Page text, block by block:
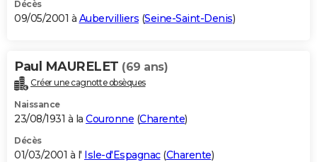
Décès
09/05/2001 à Aubervilliers (Seine-Saint-Denis)
Paul MAURELET (69 ans)
Créer une cagnotte obsèques
Naissance
23/08/1931 à la Couronne (Charente)
Décès
01/03/2001 à l' Isle-d'Espagnac(Charente)